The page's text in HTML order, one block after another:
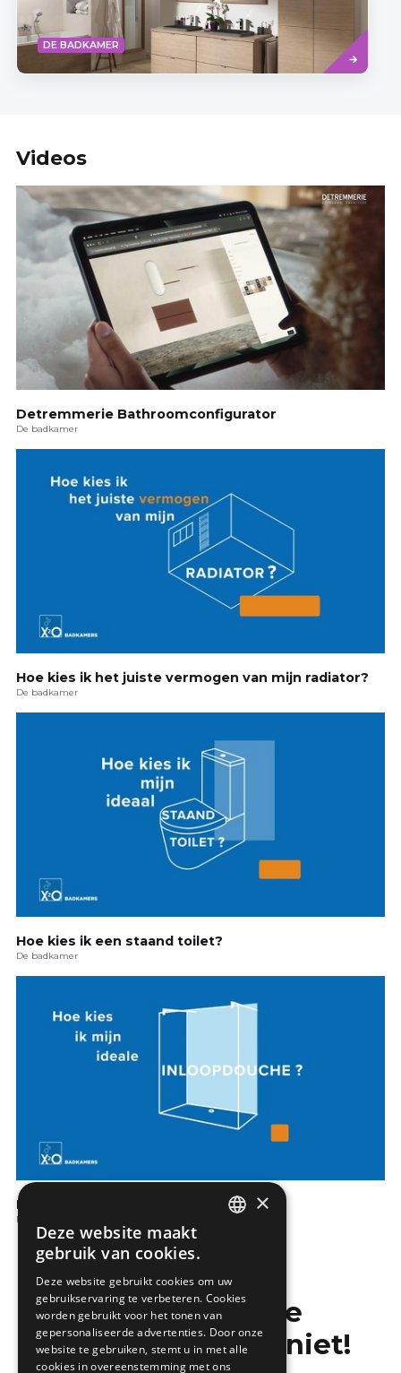
DE BADKAMER
more
Videos
Detremmerie Bathroomconfigurator
De badkamer
Hoe kies ik het juiste vermogen van mijn radiator?
De badkamer
Hoe kies ik een staand toilet?
De badkamer
Hoe kies ik een inloopdouche?
De badkamer
Mis de laatste
bouwnieuwtjes niet!
×
Deze website maakt
gebruik van cookies.
Deze website gebruikt cookies om uw
gebruikservaring te verbeteren. Cookies
worden gebruikt voor het tonen van
gepersonaliseerde advertenties. Door onze
website te gebruiken, stemt u in met alle
cookies in overeenstemming met ons